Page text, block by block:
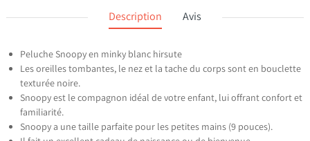
Description Avis
Peluche Snoopy en minky blanc hirsute
Les oreilles tombantes, le nez et la tache du corps sont en bouclette
texturée noire.
Snoopy est le compagnon idéal de votre enfant, lui offrant confort et
familiarité.
Snoopy a une taille parfaite pour les petites mains (9 pouces).